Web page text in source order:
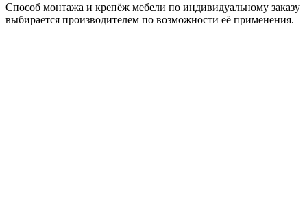
Способ монтажа и крепёж мебели по индивидуальному заказу
выбирается производителем по возможности её применения.